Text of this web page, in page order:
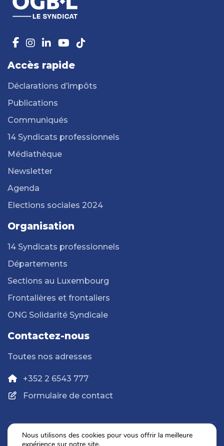
Accès rapide
Déclarations d’impôts
Publications
Communiqués
14 Syndicats professionnels
Médiathèque
Newsletter
Agenda
Elections sociales 2024
Organisation
14 Syndicats professionnels
Départements
Sections au Luxembourg
Frontalières et frontaliers
ONG Solidarité Syndicale
Contactez-nous
Toutes nos adresses
+352 2 6543 777
Formulaire de contact
Nous utilisons des cookies pour vous offrir la meilleure